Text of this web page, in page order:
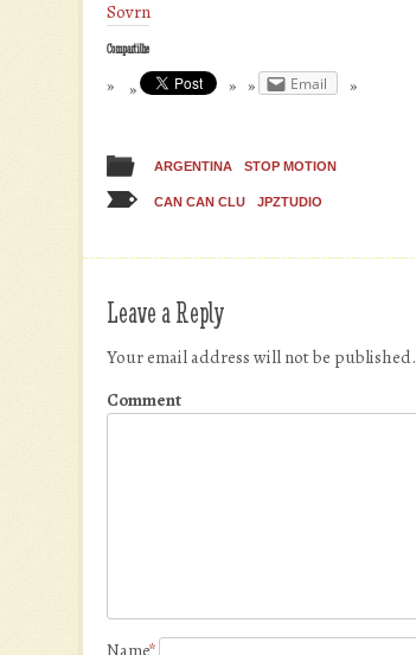
Sovrn
Compartilhe
Email
ARGENTINA STOP MOTION
CAN CAN CLU JPZTUDIO
Leave a Reply
Your email address will not be published.
Comment
Name*